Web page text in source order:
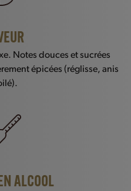
Notes douces et sucrées
épicées (réglisse, anis
ALCOOL